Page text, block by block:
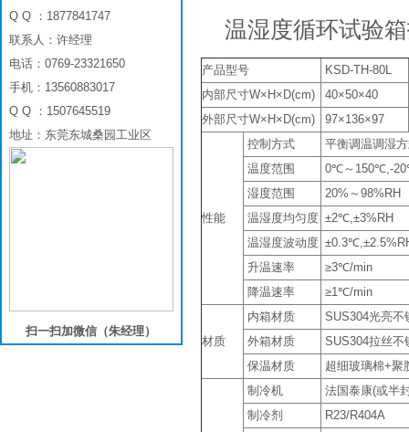
温湿度循环试验
产品型号
KSD-TH-80L
内部尺寸W×H×D(cm)
40×50×40
外部尺寸W×H×D(cm)
97×136×97
性能
控制方式
平衡调温调湿
温度范围
0℃～150℃,-
湿度范围
20%～98%RH
温湿度均匀度 ±2℃,±3%RH
温湿度波动度
升温速率
≥3℃/min
降温速率
≥1℃/min
材质
内箱材质
SUS304光亮不
外箱材质
SUS304拉丝不
保温材质
超细玻璃棉+聚
制冷机
法国泰康(或半
制冷剂
R23/R404A
Q Q ：1877841747
联系人：许经理
电话：0769-23321650
手机：13560883017
Q Q ：1507645519
地址：东莞东城桑园工业区
扫一扫加微信（朱经理）